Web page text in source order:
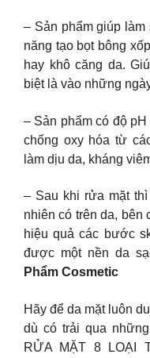
– Sản phẩm giúp
năng tạo bọt bông
hay khô căng da.
biệt là vào những
– Sản phẩm có độ
chống oxy hóa từ
làm dịu da, kháng
– Sau khi rửa mặt
nhiên có trên da, bên
hiệu quả các bước
được một nền da
Phẩm Cosmetic
Hãy để da mặt luôn
dù có trải qua
RỬA MẶT 8 LOẠI